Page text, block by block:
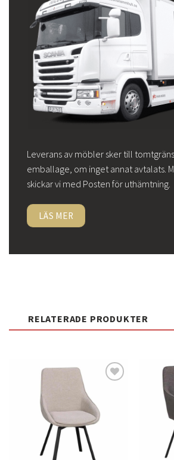
Leverans av möbler sker till
emballage, om inget annat avtalats.
skickar vi med Posten för uthämtning.
LÄS MER
RELATERADE PRODUKTER
önskelistan